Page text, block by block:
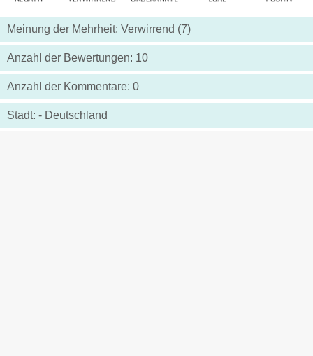
Meinung der Mehrheit: Verwirrend (7)
Anzahl der Bewertungen: 10
Anzahl der Kommentare: 0
Stadt: - Deutschland